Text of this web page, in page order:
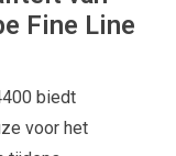
Fine Line
biedt
voor het